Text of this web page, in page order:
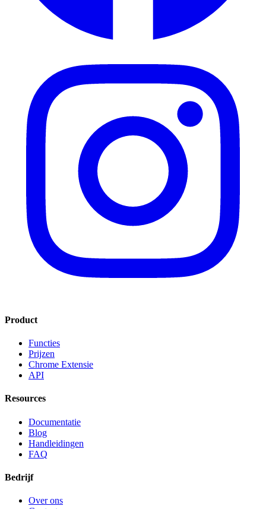
Product
Functies
Prijzen
Chrome Extensie
API
Resources
Documentatie
Blog
Handleidingen
FAQ
Bedrijf
Over ons